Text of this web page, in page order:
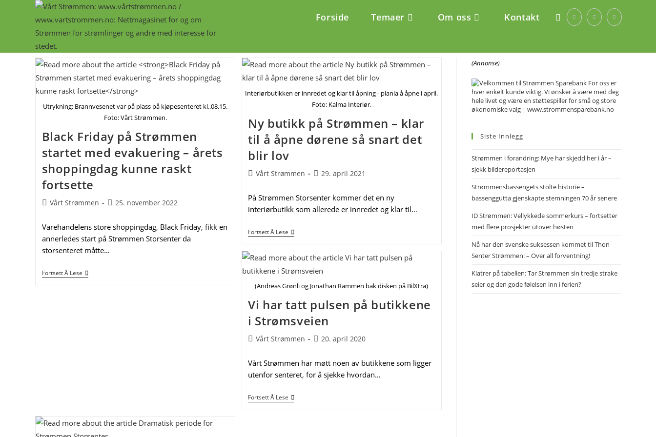
Forside Temaer Om oss Kontakt Toggle
website
search
Utrykning: Brannvesenet var på plass på kjøpesenteret kl..08.15.
Foto: Vårt Strømmen.
Black Friday på Strømmen
startet med evakuering – årets
shoppingdag kunne raskt
fortsette
PostVårt Strømmen
Post25. november 2022
Varehandelens store shoppingdag, Black Friday, fikk en
annerledes start på Strømmen Storsenter da
storsenteret måtte…
Fortsett Å LeseBlack
Friday
Interiørbutikken er innredet og klar til åpning - planla å åpne i april.
Foto: Kalma Interiør.
Ny butikk på Strømmen – klar
til å åpne dørene så snart det
blir lov
PostVårt Strømmen
Post29. april 2021
På Strømmen Storsenter kommer det en ny
interiørbutikk som allerede er innredet og klar til…
Fortsett Å Lese Ny
Butikk
Strømmen
–
Klar
Å
Dørene
Så
Snart
Det
Lov
(Andreas Grønli og Jonathan Rammen bak disken på BilXtra)
Vi har tatt pulsen på butikkene
i Strømsveien
PostVårt Strømmen
Post20. april 2020
Vårt Strømmen har møtt noen av butikkene som ligger
utenfor senteret, for å sjekke hvordan…
Fortsett Å Lese Vi
Har
(Annonse)
Siste Innlegg
Strømmen i forandring: Mye har skjedd her i år –
sjekk bildereportasjen
Strømmensbassengets stolte historie –
bassenggutta gjenskapte stemningen 70 år senere
ID Strømmen: Vellykkede sommerkurs – fortsetter
med flere prosjekter utover høsten
Nå har den svenske suksessen kommet til Thon
Senter Strømmen: – Over all forventning!
Klatrer på tabellen: Tar Strømmen sin tredje strake
seier og den gode følelsen inn i ferien?